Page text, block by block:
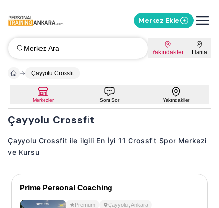
Merkez Ekle
Merkez Ara Yakındakiler Harita
Çayyolu Crossfit
Merkezler Soru Sor Yakındakiler
Çayyolu Crossfit
Çayyolu Crossfit ile ilgili En İyi 11 Crossfit Spor Merkezi
ve Kursu
Prime Personal Coaching
Premium Çayyolu ,Ankara